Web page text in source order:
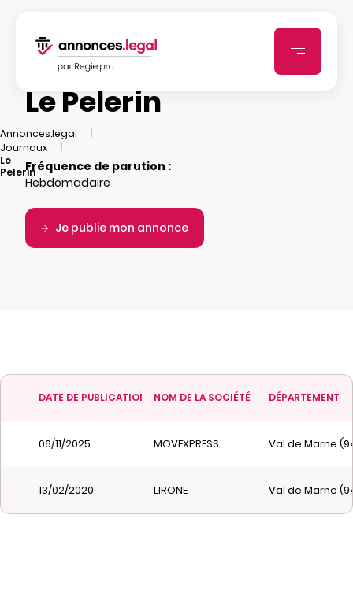
Annonces.legal
|
Journaux
|
Le
Pelerin
Le Pelerin
Fréquence de parution :
Hebdomadaire
Je publie mon annonce
DATE DE PUBLICATION NOM DE LA SOCIÉTÉ DÉPARTEMENT
06/11/2025 MOVEXPRESS Val de Marne
13/02/2020 LIRONE Val de Marne